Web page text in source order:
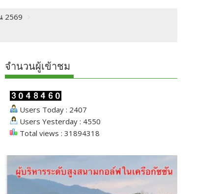
2569
จำนวนผู้เข้าชม
Users Today : 2407
Users Yesterday : 4550
Total views : 31894318